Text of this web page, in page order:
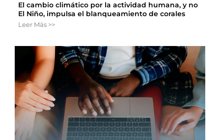
El cambio climático por la actividad humana, y no
El Niño, impulsa el blanqueamiento de corales
Leer Más >>